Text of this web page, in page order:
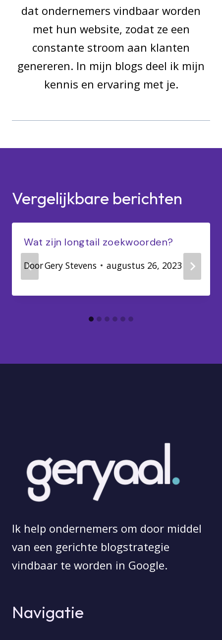
dat ondernemers vindbaar worden
met hun website, zodat ze een
constante stroom aan klanten
genereren. In mijn blogs deel ik mijn
kennis en ervaring met je.
Vergelijkbare berichten
Wat zijn longtail zoekwoorden?
DoorGery Stevens augustus 26, 2023
Ik help ondernemers om door middel
van een gerichte blogstrategie
vindbaar te worden in Google.
Navigatie